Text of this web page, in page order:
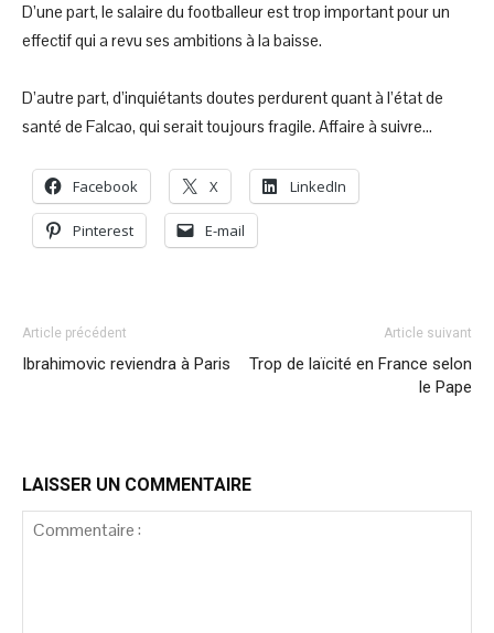
D’une part, le salaire du footballeur est trop important pour un
effectif qui a revu ses ambitions à la baisse.
D’autre part, d’inquiétants doutes perdurent quant à l’état de
santé de Falcao, qui serait toujours fragile. Affaire à suivre…
Facebook X LinkedIn
Pinterest E-mail
Article précédent
Ibrahimovic reviendra à Paris
Article suivant
Trop de laïcité en France selon
le Pape
LAISSER UN COMMENTAIRE